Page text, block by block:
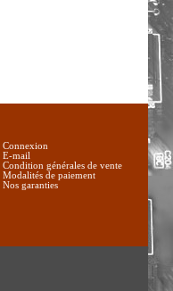
Connexion
E-mail
Condition générales de vente
Modalités de paiement
Nos garanties